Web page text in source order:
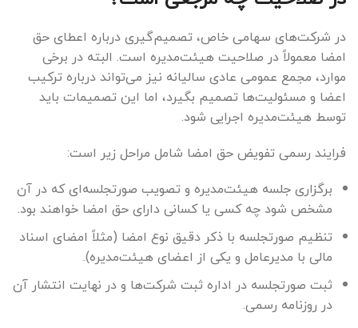
در شرکت‌های سهامی خاص، تصمیم‌گیری درباره اعطای حق
امضا معمولاً در صلاحیت هیئت‌مدیره است. البته در برخی
موارد، مجمع عمومی عادی سالیانه نیز می‌تواند درباره ترکیب
اعضا و مسئولیت‌ها تصمیم بگیرد، اما این تصمیمات باید
توسط هیئت‌مدیره اجرایی شود.
فرایند رسمی تفویض حق امضا شامل مراحل زیر است:
برگزاری جلسه هیئت‌مدیره و تصویب صورتجلسه‌ای که در آن
مشخص شود چه کسی یا کسانی دارای حق امضا خواهند بود.
تنظیم صورتجلسه با ذکر دقیق نوع امضا (مثلاً امضای اسناد
مالی با مدیرعامل و یکی از اعضای هیئت‌مدیره).
ثبت صورتجلسه در اداره ثبت شرکت‌ها و در نهایت انتشار آن
در روزنامه رسمی.